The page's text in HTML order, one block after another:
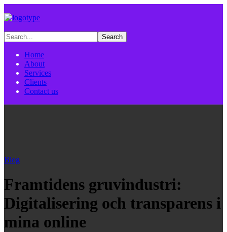
Home
About
Services
Clients
Contact us
Blog
Framtidens gruvindustri:
Digitalisering och transparens i
mina online